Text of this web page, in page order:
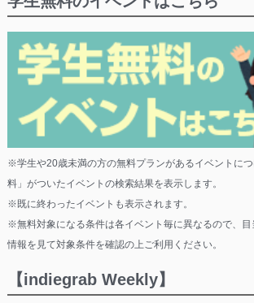
※学生や20歳未満の方の無料プランがあるイベントに
料」がついたイベントの検索結果を表示します。
※既に終わったイベントも表示されます。
※無料対象になる条件は各イベント毎に異なるので、目
情報を見て対象条件を確認の上ご利用ください。
【indiegrab Weekly】